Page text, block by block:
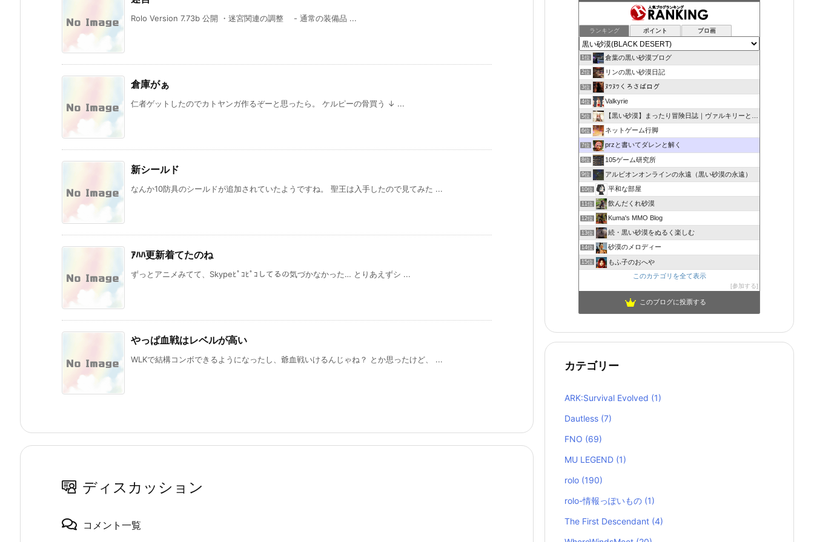
Rolo Version 7.73b 公開 ・迷宮関連の調整 - 通常の装備品 ...
倉庫がぁ
仁者ゲットしたのでカトヤンガ作るぞーと思ったら。 ケルピーの骨買う ↓ ...
新シールド
なんか10防具のシールドが追加されていたようですね。 聖王は入手したので見てみた ...
ｱﾊﾊ更新着てたのね
ずっとアニメみてて、Skypeﾋﾟｺﾋﾟｺしてるの気づかなかった… とりあえずシ ...
やっぱ血戦はレベルが高い
WLKで結構コンボできるようになったし、爺血戦いけるんじゃね？ とか思ったけど、 ...
ディスカッション
コメント一覧
ランキング ポイント ブロ画
1位 倉葉の黒い砂漠ブログ
2位 リンの黒い砂漠日記
3位 ﾇﾜﾇﾜくろさばログ
4位 Valkyrie
5位 【黒い砂漠】まったり冒険日誌｜ヴァルキリーと闇の精霊の旅
6位 ネットゲーム行脚
7位 przと書いてダレンと解く
8位 105ゲーム研究所
9位 アルビオンオンラインの永遠（黒い砂漠の永遠）
10位 平和な部屋
11位 飲んだくれ砂漠
12位 Kuma's MMO Blog
13位 続・黒い砂漠をぬるく楽しむ
14位 砂漠のメロディー
15位
もふ子のおへや
このカテゴリを全て表示
参加する
このブログに投票する
カテゴリー
ARK:Survival Evolved (1)
Dautless (7)
FNO (69)
MU LEGEND (1)
rolo (190)
rolo-情報っぽいもの (1)
The First Descendant (4)